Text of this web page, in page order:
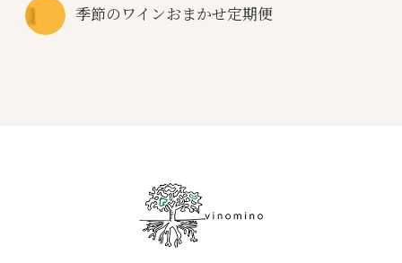
季節のワインおまかせ定期便